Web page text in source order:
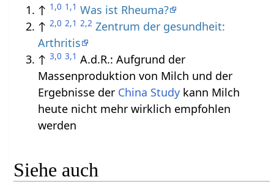
↑ 1,0 1,1 Was ist Rheuma?
↑2,0 2,1 2,2 Zentrum der gesundheit:
Arthritis
↑3,0 3,1 A.d.R.: Aufgrund der
Massenproduktion von Milch und der
Ergebnisse der China Study kann Milch
heute nicht mehr wirklich empfohlen
werden
Siehe auch